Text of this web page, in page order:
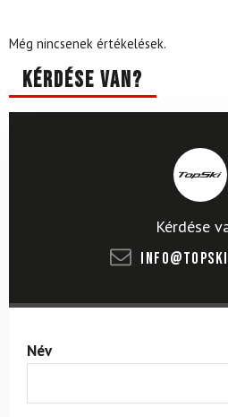
Még nincsenek értékelések.
Kérdése van?
Kérdése
Név